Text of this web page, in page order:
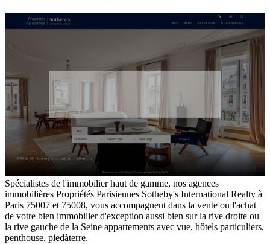
Spécialistes de l'immobilier haut de gamme, nos agences
immobilières Propriétés Parisiennes Sotheby's International Realty à
Paris 75007 et 75008, vous accompagnent dans la vente ou l'achat
de votre bien immobilier d'exception aussi bien sur la rive droite ou
la rive gauche de la Seine appartements avec vue, hôtels particuliers,
penthouse, piedàterre.